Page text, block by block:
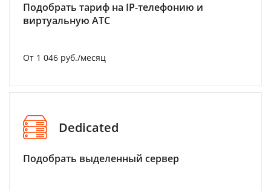
Подобрать тариф на IP-телефонию и
виртуальную АТС
От 1 046 руб./месяц
Dedicated
Подобрать выделенный сервер